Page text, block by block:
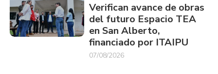
Verifican avance de obras
del futuro Espacio TEA
en San Alberto,
financiado por ITAIPU
07/08/2026